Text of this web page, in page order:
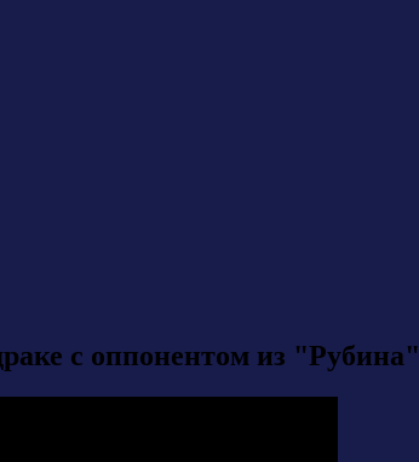
с оппонентом из "Рубина"